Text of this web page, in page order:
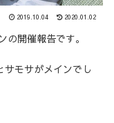
2019.10.04 2020.01.02
開催報告です。
モサがメインでし